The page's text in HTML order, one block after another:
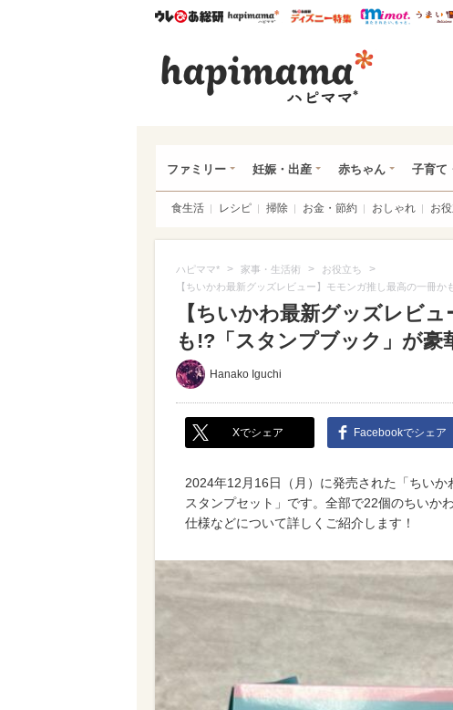
ウレぴあ総研ハピママ* ウレぴあ総研
ファミリー 妊娠・出産 赤ちゃん 子育て
食生活 レシピ 掃除 お金・節約 おしゃれ お
ハピママ* > 家事・生活術 > お役立ち >
【ちいかわ最新グッズレビュー】モモンガ推し最高の一冊
【ちいかわ最新グッズレビ
も!?「スタンプブック」が豪
Hanako Iguchi
Xでシェア Facebookでシェア
2024年12月16日（月）に発売された「ちい
スタンプセット」です。全部で22個のちいか
仕様などについて詳しくご紹介します！